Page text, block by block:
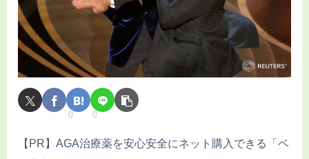
0 0
【PR】AGA治療薬を安心安全にネット購入できる「ベ